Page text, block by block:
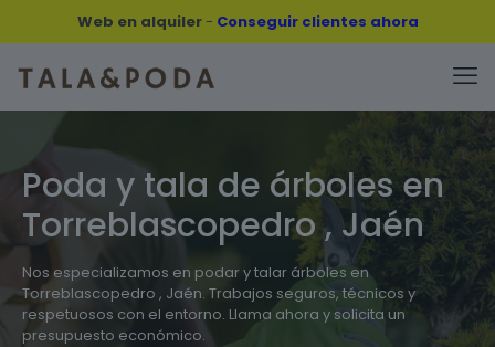
Web en alquiler- Conseguir clientes ahora
Poda y tala de árboles en
Torreblascopedro , Jaén
Nos especializamos en podar y talar árboles en
Torreblascopedro , Jaén. Trabajos seguros, técnicos y
respetuosos con el entorno. Llama ahora y solicita un
presupuesto económico.